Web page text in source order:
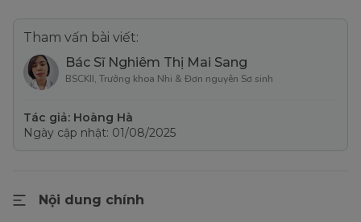
Tham vấn bài viết:
Bác Sĩ Nghiêm Thị Mai Sang
BSCKII, Trưởng khoa Nhi & Đơn nguyên Sơ sinh
Tác giả: Hoàng Hà
Ngày cập nhật: 01/08/2025
Nội dung chính